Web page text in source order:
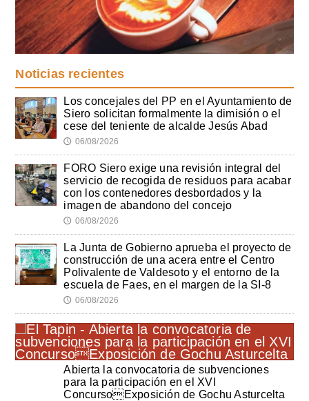
Noticias recientes
Los concejales del PP en el Ayuntamiento de
Siero solicitan formalmente la dimisión o el
cese del teniente de alcalde Jesús Abad
🕔 06/08/2026
FORO Siero exige una revisión integral del
servicio de recogida de residuos para acabar
con los contenedores desbordados y la
imagen de abandono del concejo
🕔 06/08/2026
La Junta de Gobierno aprueba el proyecto de
construcción de una acera entre el Centro
Polivalente de Valdesoto y el entorno de la
escuela de Faes, en el margen de la SI-8
🕔 06/08/2026
Abierta la convocatoria de subvenciones
para la participación en el XVI
ConcursoExposición de Gochu Asturcelta